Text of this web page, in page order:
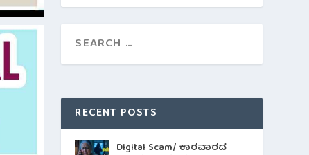
RECENT POSTS
Digital Scam/ ಕಾರವಾರದ